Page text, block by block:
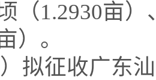
（1.2930亩
）。
征收广东汕